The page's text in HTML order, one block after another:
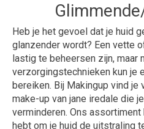
Heb je het gevoel dat je huid
glanzender wordt? Een vette
lastig te beheersen zijn, maar
verzorgingstechnieken kun je
bereiken. Bij Makingup vind
make-up van jane iredale die
verminderen. Ons
hebt om je huid de uitstraling